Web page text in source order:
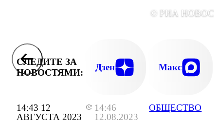
14:43 12
АВГУСТА 2023
14:46
12.08.2023
ОБЩЕСТВО
© РИА
СЛЕДИТЕ ЗА
НОВОСТЯМИ:
Дзен Макс